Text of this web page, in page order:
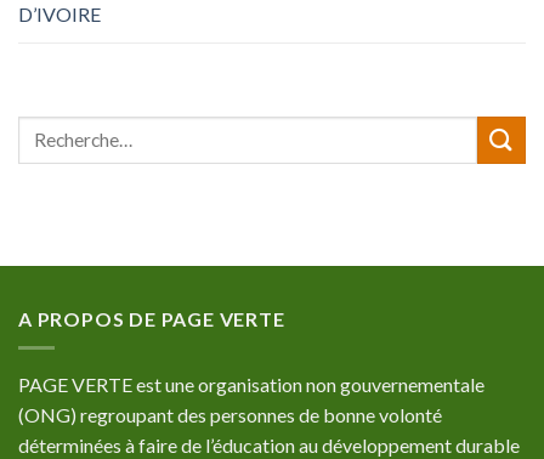
D’IVOIRE
A PROPOS DE PAGE VERTE
PAGE VERTE est une organisation non gouvernementale
(ONG) regroupant des personnes de bonne volonté
déterminées à faire de l’éducation au développement durable